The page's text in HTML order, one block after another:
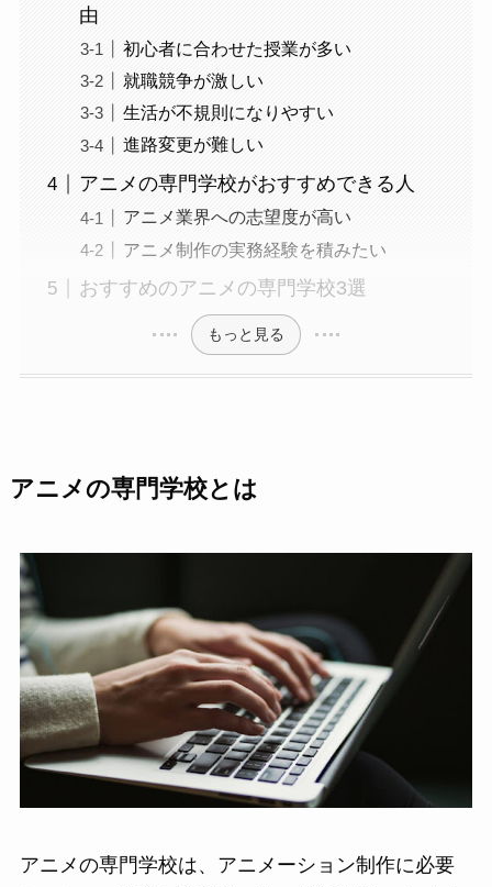
由
初心者に合わせた授業が多い
就職競争が激しい
生活が不規則になりやすい
進路変更が難しい
アニメの専門学校がおすすめできる人
アニメ業界への志望度が高い
アニメ制作の実務経験を積みたい
おすすめのアニメの専門学校3選
もっと見る
アニメの専門学校とは
アニメの専門学校は、アニメーション制作に必要